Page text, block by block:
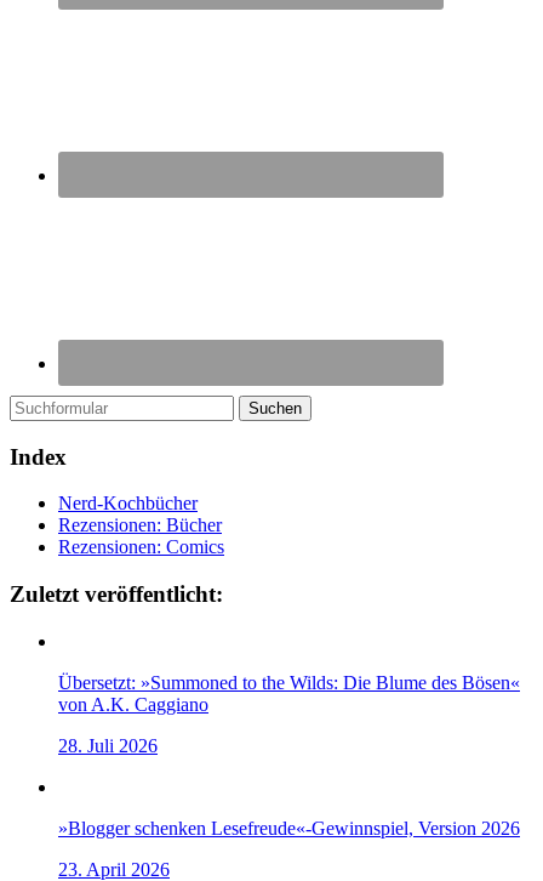
Suchen
Index
Nerd-Kochbücher
Rezensionen: Bücher
Rezensionen: Comics
Zuletzt veröffentlicht:
Übersetzt: »Summoned to the Wilds: Die Blume des Bösen«
von A.K. Caggiano
28. Juli 2026
»Blogger schenken Lesefreude«-Gewinnspiel, Version 2026
23. April 2026